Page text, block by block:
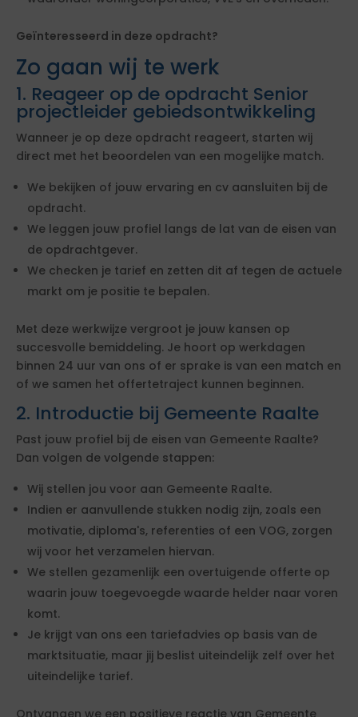
Geïnteresseerd in deze opdracht?
Zo gaan wij te werk
1. Reageer op de opdracht Senior
projectleider gebiedsontwikkeling
Wanneer je op deze opdracht reageert, starten wij
direct met het beoordelen van een mogelijke match.
We bekijken of jouw ervaring en cv aansluiten bij de
opdracht.
We leggen jouw profiel langs de lat van de eisen van
de opdrachtgever.
We checken je tarief en zetten dit af tegen de actuele
markt om je positie te bepalen.
Met deze werkwijze vergroot je jouw kansen op
succesvolle bemiddeling. Je hoort op werkdagen
binnen 24 uur van ons of er sprake is van een match en
of we samen het offertetraject kunnen beginnen.
2. Introductie bij Gemeente Raalte
Past jouw profiel bij de eisen van Gemeente Raalte?
Dan volgen de volgende stappen:
Wij stellen jou voor aan Gemeente Raalte.
Indien er aanvullende stukken nodig zijn, zoals een
motivatie, diploma's, referenties of een VOG, zorgen
wij voor het verzamelen hiervan.
We stellen gezamenlijk een overtuigende offerte op
waarin jouw toegevoegde waarde helder naar voren
komt.
Je krijgt van ons een tariefadvies op basis van de
marktsituatie, maar jij beslist uiteindelijk zelf over het
uiteindelijke tarief.
Ontvangen we een positieve reactie van Gemeente